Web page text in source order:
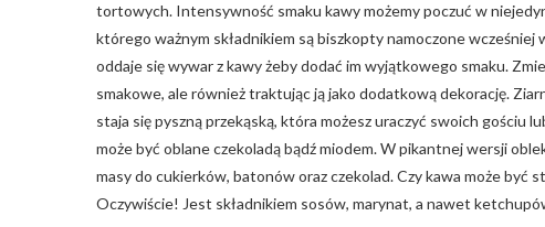
tortowych. Intensywność smaku kawy możemy poczuć w
którego ważnym składnikiem są biszkopty namoczone
oddaje się wywar z kawy żeby dodać im wyjątkowego smaku.
smakowe, ale również traktując ją jako dodatkową dekorację.
staja się pyszną przekąską, która możesz uraczyć swoich gościu
może być oblane czekoladą bądź miodem. W pikantnej wersji
masy do cukierków, batonów oraz czekolad. Czy kawa może być
Oczywiście! Jest składnikiem sosów, marynat, a nawet